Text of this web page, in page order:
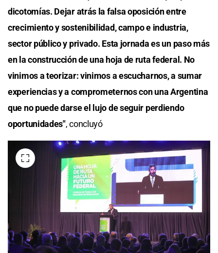
dicotomías. Dejar atrás la falsa oposición entre
crecimiento y sostenibilidad, campo e industria,
sector público y privado. Esta jornada es un paso más
en la construcción de una hoja de ruta federal. No
vinimos a teorizar: vinimos a escucharnos, a sumar
experiencias y a comprometernos con una Argentina
que no puede darse el lujo de seguir perdiendo
oportunidades", concluyó